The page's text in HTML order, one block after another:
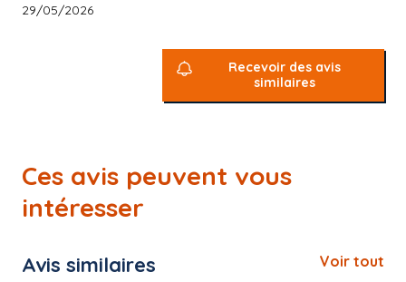
29/05/2026
Recevoir des avis
similaires
Ces avis peuvent vous
intéresser
Avis similaires Voir tout